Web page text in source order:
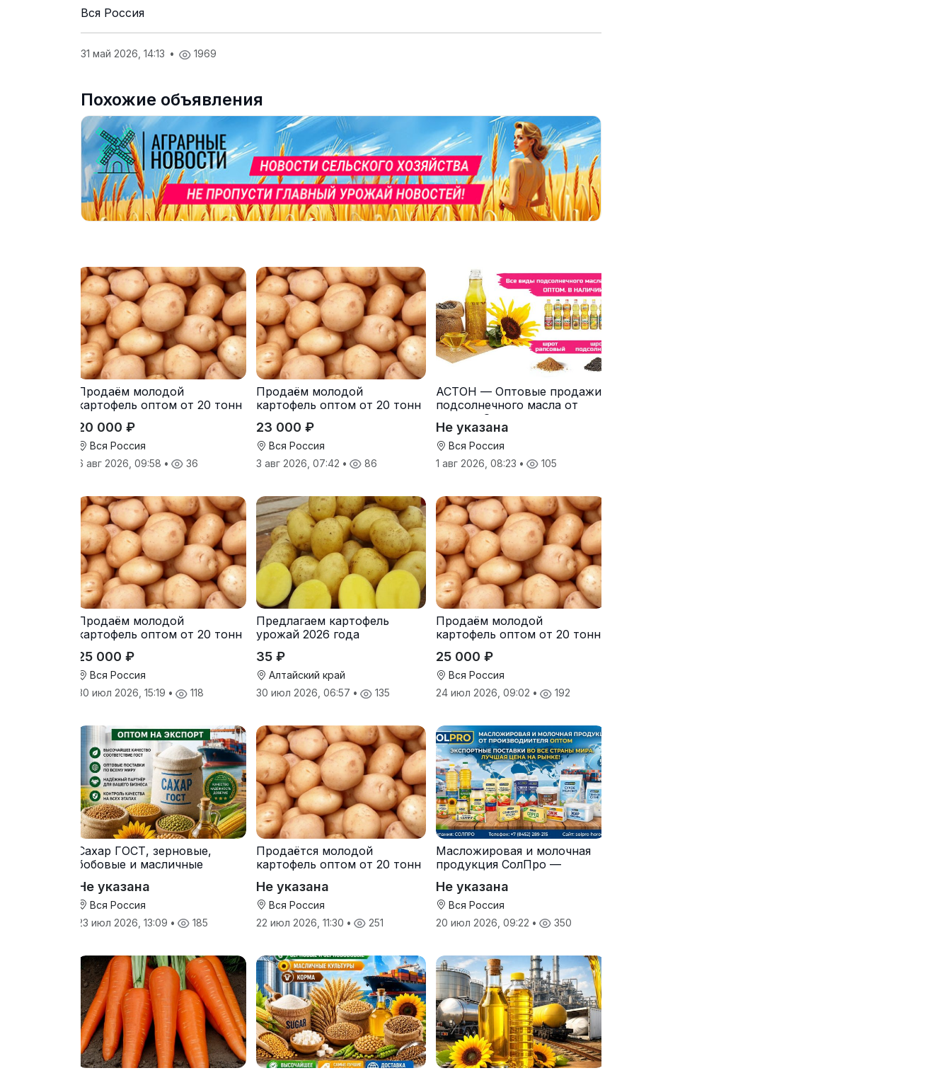
Вся Россия
31 май 2026, 14:13 • 1969
Похожие объявления
Продаём молодой
картофель оптом от 20 тонн
20 000 ₽
Вся Россия
6 авг 2026, 09:58 • 36
Продаём молодой
картофель оптом от 20 тонн
23 000 ₽
Вся Россия
3 авг 2026, 07:42 • 86
АСТОН — Оптовые продажи
подсолнечного масла от
завода. Экспорт
Не указана
Вся Россия
1 авг 2026, 08:23 • 105
Продаём молодой
картофель оптом от 20 тонн
25 000 ₽
Вся Россия
30 июл 2026, 15:19 • 118
Предлагаем картофель
урожай 2026 года
35 ₽
Алтайский край
30 июл 2026, 06:57 • 135
Продаём молодой
картофель оптом от 20 тонн
25 000 ₽
Вся Россия
24 июл 2026, 09:02 • 192
Сахар ГОСТ, зерновые,
бобовые и масличные
Не указана
Вся Россия
23 июл 2026, 13:09 • 185
Продаётся молодой
картофель оптом от 20 тонн
Не указана
Вся Россия
22 июл 2026, 11:30 • 251
Масложировая и молочная
продукция СолПро —
Не указана
Вся Россия
20 июл 2026, 09:22 • 350